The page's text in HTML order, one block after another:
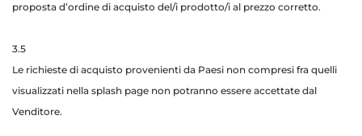
proposta d’ordine di acquisto del/i prodotto/i al prezzo corretto.
3.5
Le richieste di acquisto provenienti da Paesi non compresi fra quelli
visualizzati nella splash page non potranno essere accettate dal
Venditore.